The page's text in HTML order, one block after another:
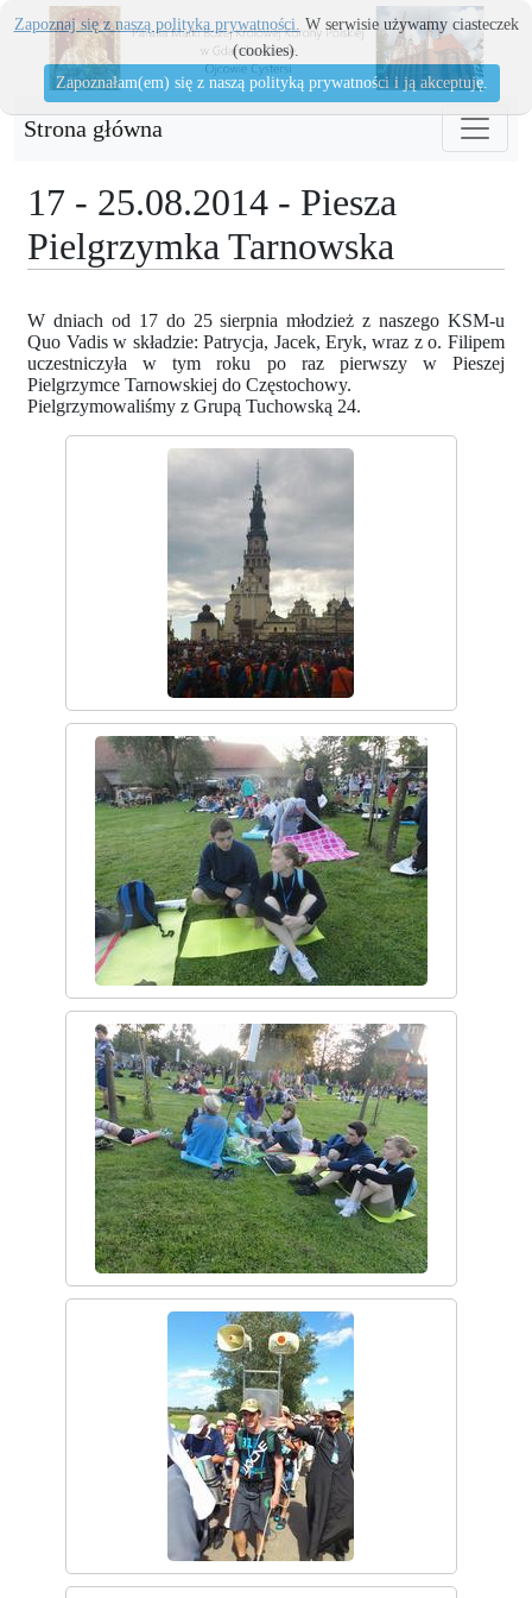
Strona główna
17 - 25.08.2014 - Piesza
Pielgrzymka Tarnowska
W dniach od 17 do 25 sierpnia młodzież z naszego KSM-u
Quo Vadis w składzie: Patrycja, Jacek, Eryk, wraz z o. Filipem
uczestniczyła w tym roku po raz pierwszy w Pieszej
Pielgrzymce Tarnowskiej do Częstochowy.
Pielgrzymowaliśmy z Grupą Tuchowską 24.
Zapoznaj się z naszą polityka prywatności. W serwisie używamy ciasteczek
(cookies).
Zapoznałam(em) się z naszą polityką prywatności i ją akceptuję.